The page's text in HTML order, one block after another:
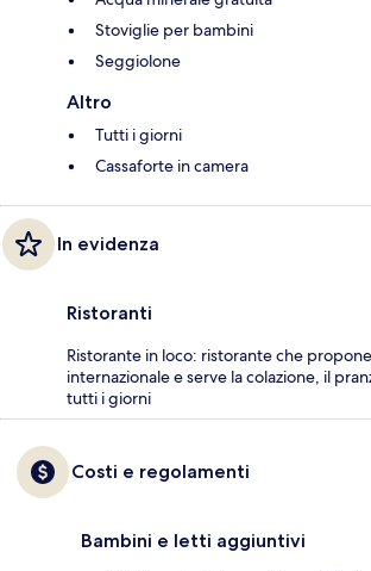
Stoviglie per bambini
Seggiolone
Altro
Tutti i giorni
Cassaforte in camera
In evidenza
Ristoranti
Ristorante in loco: ristorante che
internazionale e serve la colazione, il
tutti i giorni
Costi e regolamenti
Bambini e letti aggiuntivi